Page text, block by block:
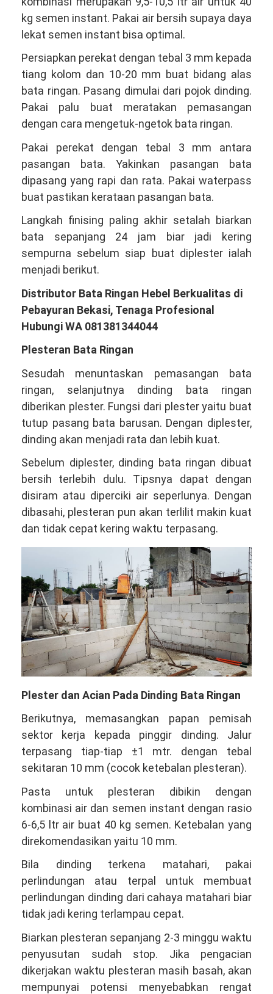
kg semen instant. Pakai air bersih supaya daya
lekat semen instant bisa optimal.
Persiapkan perekat dengan tebal 3 mm kepada
tiang kolom dan 10-20 mm buat bidang alas
bata ringan. Pasang dimulai dari pojok dinding.
Pakai palu buat meratakan pemasangan
dengan cara mengetuk-ngetok bata ringan.
Pakai perekat dengan tebal 3 mm antara
pasangan bata. Yakinkan pasangan bata
dipasang yang rapi dan rata. Pakai waterpass
buat pastikan kerataan pasangan bata.
Langkah finising paling akhir setalah biarkan
bata sepanjang 24 jam biar jadi kering
sempurna sebelum siap buat diplester ialah
menjadi berikut.
Distributor Bata Ringan Hebel Berkualitas di
Pebayuran Bekasi, Tenaga Profesional
Hubungi WA 081381344044
Plesteran Bata Ringan
Sesudah menuntaskan pemasangan bata
ringan, selanjutnya dinding bata ringan
diberikan plester. Fungsi dari plester yaitu buat
tutup pasang bata barusan. Dengan diplester,
dinding akan menjadi rata dan lebih kuat.
Sebelum diplester, dinding bata ringan dibuat
bersih terlebih dulu. Tipsnya dapat dengan
disiram atau diperciki air seperlunya. Dengan
dibasahi, plesteran pun akan terlilit makin kuat
dan tidak cepat kering waktu terpasang.
Plester dan Acian Pada Dinding Bata Ringan
Berikutnya, memasangkan papan pemisah
sektor kerja kepada pinggir dinding. Jalur
terpasang tiap-tiap ±1 mtr. dengan tebal
sekitaran 10 mm (cocok ketebalan plesteran).
Pasta untuk plesteran dibikin dengan
kombinasi air dan semen instant dengan rasio
6-6,5 ltr air buat 40 kg semen. Ketebalan yang
direkomendasikan yaitu 10 mm.
Bila dinding terkena matahari, pakai
perlindungan atau terpal untuk membuat
perlindungan dinding dari cahaya matahari biar
tidak jadi kering terlampau cepat.
Biarkan plesteran sepanjang 2-3 minggu waktu
penyusutan sudah stop. Jika pengacian
dikerjakan waktu plesteran masih basah, akan
mempunyai potensi menyebabkan rengat